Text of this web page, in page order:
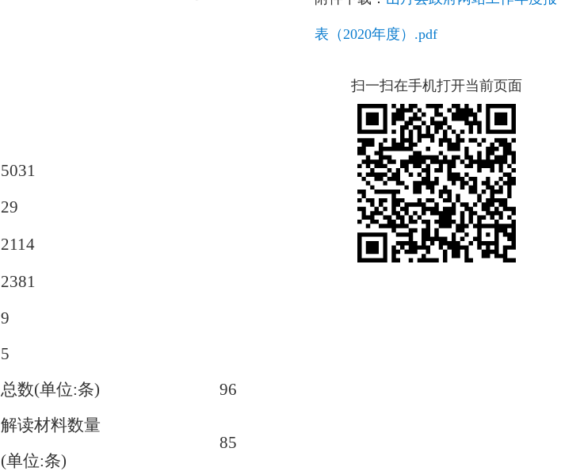
5031
29
2114
2381
9
5
总数(单位:条)
96
解读材料数量
(单位:条)
85
表（2020年度）.pdf
扫一扫在手机打开当前页面